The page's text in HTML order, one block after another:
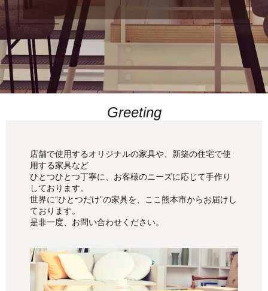
Greeting
店舗で使用するオリジナルの家具や、新築の住宅で使
用する家具など
ひとつひとつ丁寧に、お客様のニーズに応じて手作り
しております。
世界に“ひとつだけ”の家具を、ここ熊本市からお届けし
ております。
是非一度、お問い合わせください。